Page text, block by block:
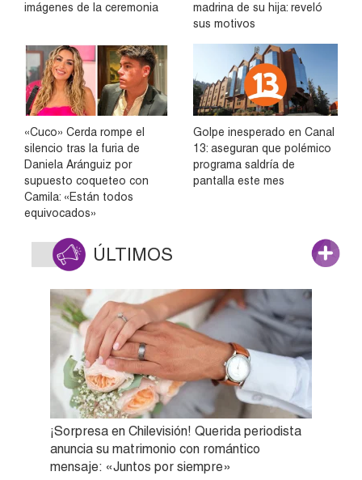
imágenes de la ceremonia
madrina de su hija: reveló
sus motivos
«Cuco» Cerda rompe el
silencio tras la furia de
Daniela Aránguiz por
supuesto coqueteo con
Camila: «Están todos
equivocados»
Golpe inesperado en Canal
13: aseguran que polémico
programa saldría de
pantalla este mes
ÚLTIMOS
¡Sorpresa en Chilevisión! Querida periodista
anuncia su matrimonio con romántico
mensaje: «Juntos por siempre»